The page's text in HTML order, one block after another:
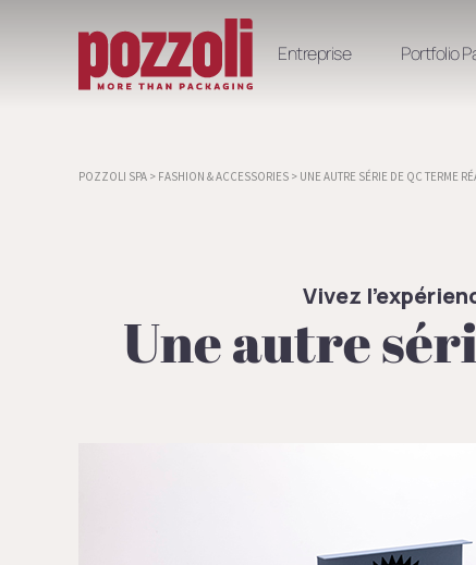
Entreprise Portfolio
POZZOLI SPA > FASHION & ACCESSORIES > UNE AUTRE SÉRIE DE QC TERME
Vivez
Une autre